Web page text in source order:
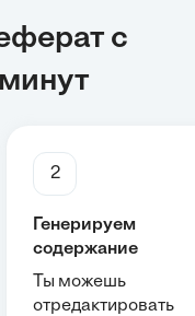
с
2
Генерируем
содержание
Ты можешь
отредактировать